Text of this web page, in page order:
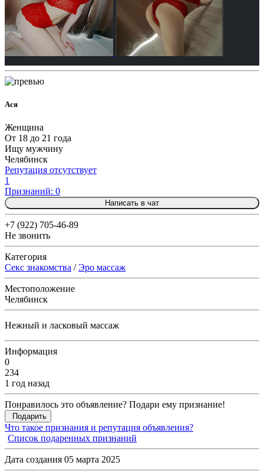
Ася
Женщина
От 18 до 21 года
Ищу мужчину
Челябинск
Репутация отсутствует
1
Признаний: 0
Написать в чат
+7 (922) 705-46-89
Не звонить
Категория
Секс знакомства /Эро массаж
Местоположение
Челябинск
Нежный и ласковый массаж
Информация
0
234
1 год назад
Понравилось это объявление? Подари ему признание!
Подарить
Что такое признания и репутация объявления?
Список подаренных признаний
Дата создания 05 марта 2025